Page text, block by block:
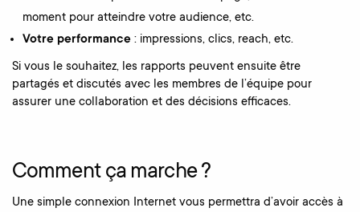
moment pour atteindre votre audience, etc.
Votre performance: impressions, clics, reach, etc.
Si vous le souhaitez, les rapports peuvent ensuite être
partagés et discutés avec les membres de l’équipe pour
assurer une collaboration et des décisions efficaces.
Comment ça marche ?
Une simple connexion Internet vous permettra d’avoir accès à